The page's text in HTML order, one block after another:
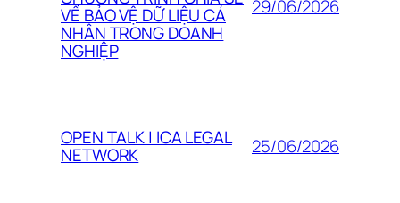
VỀ BẢO VỆ DỮ LIỆU CÁ
NHÂN TRONG DOANH
NGHIỆP
29/06/2026
OPEN TALK | ICA LEGAL
NETWORK 25/06/2026